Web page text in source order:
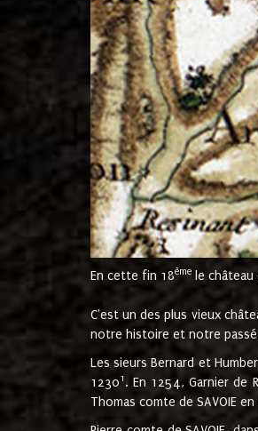
En cette fin 18ème le château
C'est un des plus vieux
notre histoire et notre
Les sieurs Bernard et
12301 . En 1254, Garnier de
Thomas comte de SAVOIE